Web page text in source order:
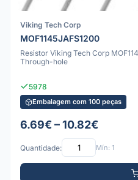
Viking Tech Corp
MOF1145JAFS1200
Resistor Viking Tech Corp
Through-hole
5978
Embalagem com 100 peças
6.69€ – 10.82€
Quantidade: Mín: 1